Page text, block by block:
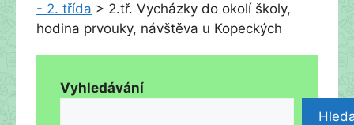
- 2. třída > 2.tř. Vycházky do okolí školy,
hodina prvouky, návštěva u Kopeckých
Vyhledávání